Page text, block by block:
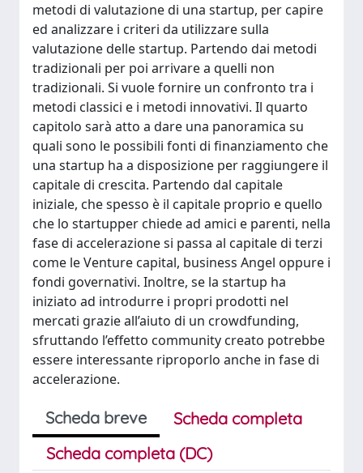
metodi di valutazione di una startup, per capire
ed analizzare i criteri da utilizzare sulla
valutazione delle startup. Partendo dai metodi
tradizionali per poi arrivare a quelli non
tradizionali. Si vuole fornire un confronto tra i
metodi classici e i metodi innovativi. Il quarto
capitolo sarà atto a dare una panoramica su
quali sono le possibili fonti di finanziamento che
una startup ha a disposizione per raggiungere il
capitale di crescita. Partendo dal capitale
iniziale, che spesso è il capitale proprio e quello
che lo startupper chiede ad amici e parenti, nella
fase di accelerazione si passa al capitale di terzi
come le Venture capital, business Angel oppure i
fondi governativi. Inoltre, se la startup ha
iniziato ad introdurre i propri prodotti nel
mercati grazie all’aiuto di un crowdfunding,
sfruttando l’effetto community creato potrebbe
essere interessante riproporlo anche in fase di
accelerazione.
Scheda breve
Scheda completa
Scheda completa (DC)